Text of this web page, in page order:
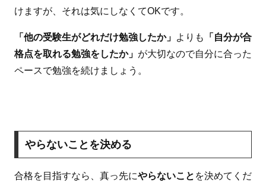
けますが、それは気にしなくてOKです。
「他の受験生がどれだけ勉強したか」 よりも
「自分が合
格点を取れる勉強をしたか」 が大切なので自分に合った
ペースで勉強を続けましょう。
やらないことを決める
合格を目指すなら、真っ先にやらないこと を決めてくだ